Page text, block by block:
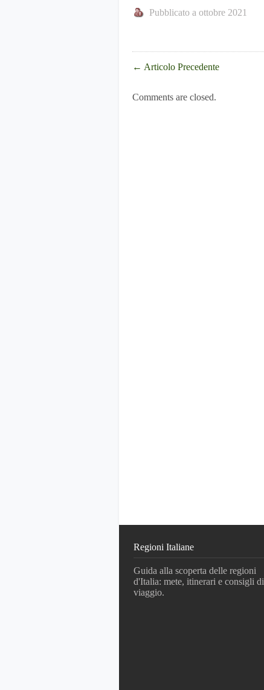
Pubblicato a ottobre 2021
← Articolo Precedente
Comments are closed.
Regioni Italiane
Guida alla scoperta delle regioni
d'Italia: mete, itinerari e consigli di
viaggio.